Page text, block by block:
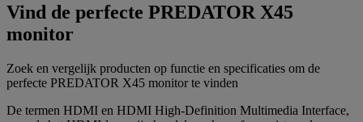
Vind de perfecte PREDATOR X45
monitor
Zoek en vergelijk producten op functie en specificaties om de
perfecte PREDATOR X45 monitor te vinden
De termen HDMI en HDMI High-Definition Multimedia Interface,